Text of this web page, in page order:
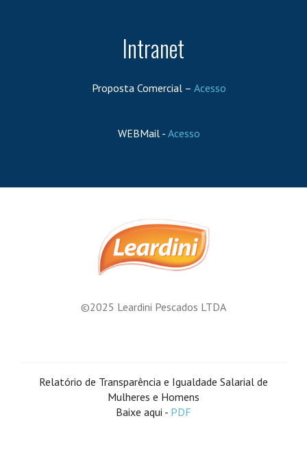
Intranet
Proposta Comercial – Acesso
WEBMail - Acesso
©2025 Leardini Pescados LTDA
Relatório de Transparência e Igualdade Salarial de
Mulheres e Homens
Baixe aqui - PDF